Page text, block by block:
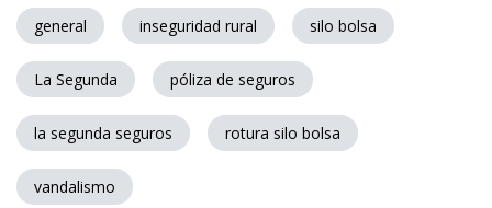
general inseguridad rural silo bolsa
La Segunda póliza de seguros
la segunda seguros rotura silo bolsa
vandalismo